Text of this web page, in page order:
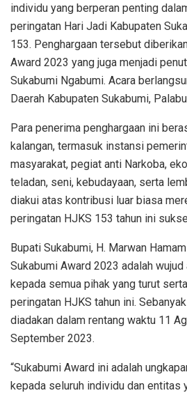
individu yang berperan penting
peringatan Hari Jadi Kabupaten
153. Penghargaan tersebut
Award 2023 yang juga menjadi
Sukabumi Ngabumi. Acara
Daerah Kabupaten Sukabumi,
Para penerima penghargaan ini
kalangan, termasuk instansi
masyarakat, pegiat anti Narkoba,
teladan, seni, kebudayaan, serta
diakui atas kontribusi luar biasa
peringatan HJKS 153 tahun ini
Bupati Sukabumi, H. Marwan
Sukabumi Award 2023 adalah
kepada semua pihak yang turut
peringatan HJKS tahun ini.
diadakan dalam rentang waktu 11
September 2023.
“Sukabumi Award ini adalah
kepada seluruh individu dan entitas